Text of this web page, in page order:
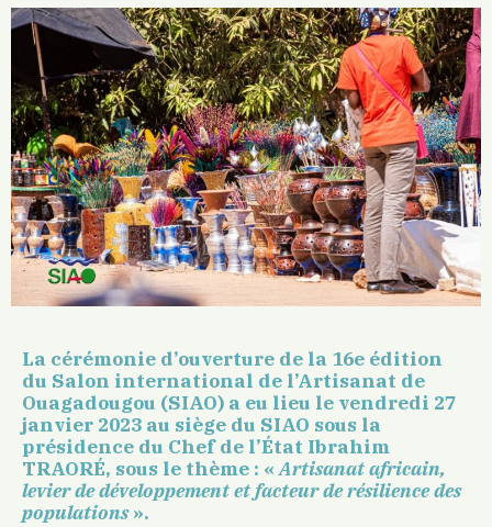
La cérémonie d’ouverture de la 16e édition
du Salon international de l’Artisanat de
Ouagadougou (SIAO) a eu lieu le vendredi 27
janvier 2023 au siège du SIAO sous la
présidence du Chef de l’État Ibrahim
TRAORÉ, sous le thème : «Artisanat africain,
levier de développement et facteur de résilience des
populations».